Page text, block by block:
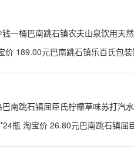
一桶巴南跳石镇农夫山泉饮用天
价 189.00元巴南跳石镇乐百氏包
南跳石镇屈臣氏柠檬草味苏打汽
瓶 淘宝价 26.80元巴南跳石镇屈